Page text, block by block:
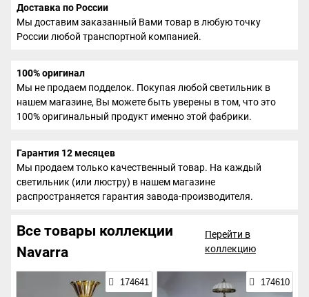
Доставка по России
Мы доставим заказанный Вами товар в любую точку
России любой транспортной компанией.
100% оригинал
Мы не продаем подделок. Покупая любой светильник в
нашем магазине, Вы можете быть уверены в том, что это
100% оригинальный продукт именно этой фабрики.
Гарантия 12 месяцев
Мы продаем только качественный товар. На каждый
светильник (или люстру) в нашем магазине
распространяется гарантия завода-производителя.
Все товары коллекции
Navarra
Перейти в
коллекцию
174641 174610